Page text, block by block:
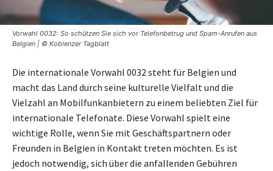
Vorwahl 0032: So schützen Sie sich vor Telefonbetrug und Spam-Anrufen aus
Belgien | © Koblenzer Tagblatt
Die internationale Vorwahl 0032 steht für Belgien und
macht das Land durch seine kulturelle Vielfalt und die
Vielzahl an Mobilfunkanbietern zu einem beliebten Ziel für
internationale Telefonate. Diese Vorwahl spielt eine
wichtige Rolle, wenn Sie mit Geschäftspartnern oder
Freunden in Belgien in Kontakt treten möchten. Es ist
jedoch notwendig, sich über die anfallenden Gebühren